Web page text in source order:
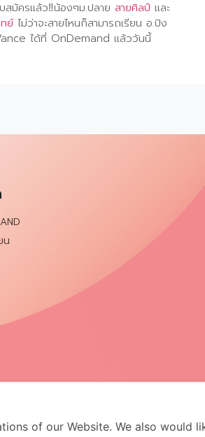
สมัครแล้ว‼น้องๆม.ปลาย สายศิลป์ และ
ย์ไม่ว่าจะสายไหนก็สามารถเรียน อ.ปิง
ได้ที่ OnDemand แล้ววันนี้
น
of our Website. We also would